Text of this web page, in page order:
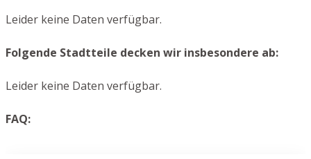
Leider keine Daten verfügbar.
Folgende Stadtteile decken wir insbesondere ab:
Leider keine Daten verfügbar.
FAQ: